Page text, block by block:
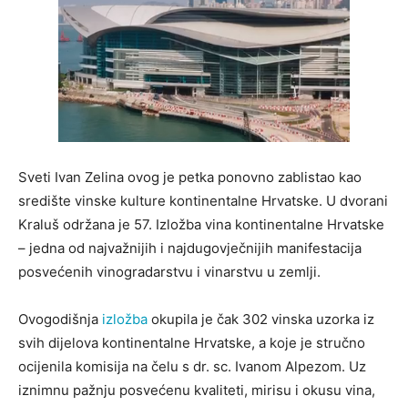
Sveti Ivan Zelina ovog je petka ponovno zablistao kao
središte vinske kulture kontinentalne Hrvatske. U dvorani
Kraluš održana je 57. Izložba vina kontinentalne Hrvatske
– jedna od najvažnijih i najdugovječnijih manifestacija
posvećenih vinogradarstvu i vinarstvu u zemlji.
Ovogodišnja izložba okupila je čak 302 vinska uzorka iz
svih dijelova kontinentalne Hrvatske, a koje je stručno
ocijenila komisija na čelu s dr. sc. Ivanom Alpezom. Uz
iznimnu pažnju posvećenu kvaliteti, mirisu i okusu vina,